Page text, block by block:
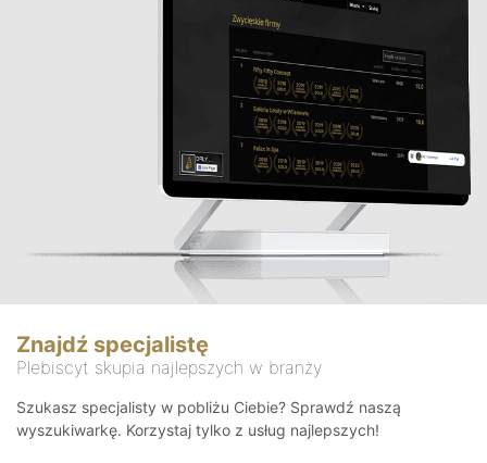
Znajdź specjalistę
Plebiscyt skupia najlepszych w branży
Szukasz specjalisty w pobliżu Ciebie? Sprawdź naszą
wyszukiwarkę. Korzystaj tylko z usług najlepszych!